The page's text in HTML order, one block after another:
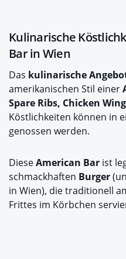
Kulinarische
Bar in Wien
Das kulinarische
amerikanischen Stil einer
Spare Ribs, Chicken
Köstlichkeiten können in
genossen werden.
DieseAmerican Bar ist
schmackhaften Burger
in Wien), die traditionell
Frittes im Körbchen